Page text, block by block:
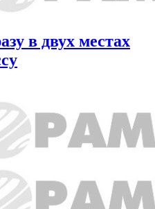
в двух местах